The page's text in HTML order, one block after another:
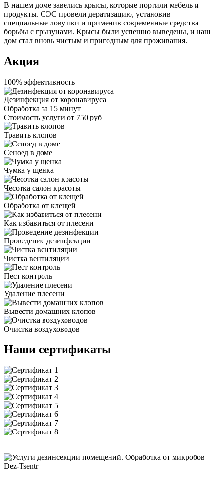
В нашем доме завелись крысы, которые портили мебель и
продукты. СЭС провели дератизацию, установив
специальные ловушки и применив современные средства
борьбы с грызунами. Крысы были успешно выведены, и наш
дом стал вновь чистым и пригодным для проживания.
Акция
100% эффективность
Дезинфекция от коронавируса
Обработка за 15 минут
Стоимость услуги от 750 руб
Травить клопов
Сеноед в доме
Чумка у щенка
Чесотка салон красоты
Обработка от клещей
Как избавиться от плесени
Проведение дезинфекции
Чистка вентиляции
Пест контроль
Удаление плесени
Вывести домашних клопов
Очистка воздуховодов
Наши сертификаты